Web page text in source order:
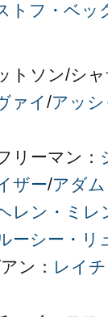
トフ・ベッ
トソン/シャ
ァイ/アッ
リーマン：
ザー/アダ
レン・ミレ
ーシー・リ
ン： レイ